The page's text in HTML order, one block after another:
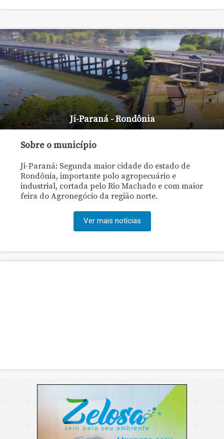
Ji-Paraná - Rondônia
Sobre o município
Ji-Paraná: Segunda maior cidade do estado de
Rondônia, importante polo agropecuário e
industrial, cortada pelo Rio Machado e com maior
feira do Agronegócio da região norte.
Ver mais notícias